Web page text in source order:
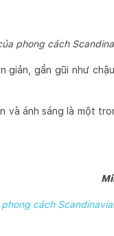
phong cách
giản, gần gũi như
và ánh sáng là một
cách